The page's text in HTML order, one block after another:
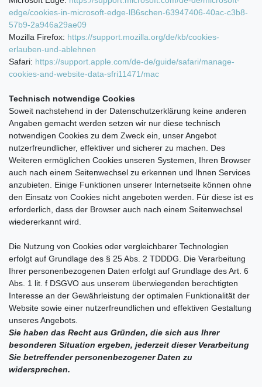
edge/cookies-in-microsoft-edge-lB6schen-63947406-40ac-c3b8-
57b9-2a946a29ae09
Mozilla Firefox: https://support.mozilla.org/de/kb/cookies-
erlauben-und-ablehnen
Safari: https://support.apple.com/de-de/guide/safari/manage-
cookies-and-website-data-sfri11471/mac
Technisch notwendige Cookies
Soweit nachstehend in der Datenschutzerklärung keine anderen
Angaben gemacht werden setzen wir nur diese technisch
notwendigen Cookies zu dem Zweck ein, unser Angebot
nutzerfreundlicher, effektiver und sicherer zu machen. Des
Weiteren ermöglichen Cookies unseren Systemen, Ihren Browser
auch nach einem Seitenwechsel zu erkennen und Ihnen Services
anzubieten. Einige Funktionen unserer Internetseite können ohne
den Einsatz von Cookies nicht angeboten werden. Für diese ist es
erforderlich, dass der Browser auch nach einem Seitenwechsel
wiedererkannt wird.
Die Nutzung von Cookies oder vergleichbarer Technologien
erfolgt auf Grundlage des § 25 Abs. 2 TDDDG. Die Verarbeitung
Ihrer personenbezogenen Daten erfolgt auf Grundlage des Art. 6
Abs. 1 lit. f DSGVO aus unserem überwiegenden berechtigten
Interesse an der Gewährleistung der optimalen Funktionalität der
Website sowie einer nutzerfreundlichen und effektiven Gestaltung
unseres Angebots.
Sie haben das Recht aus Gründen, die sich aus Ihrer
besonderen Situation ergeben, jederzeit dieser Verarbeitung
Sie betreffender personenbezogener Daten zu
widersprechen.